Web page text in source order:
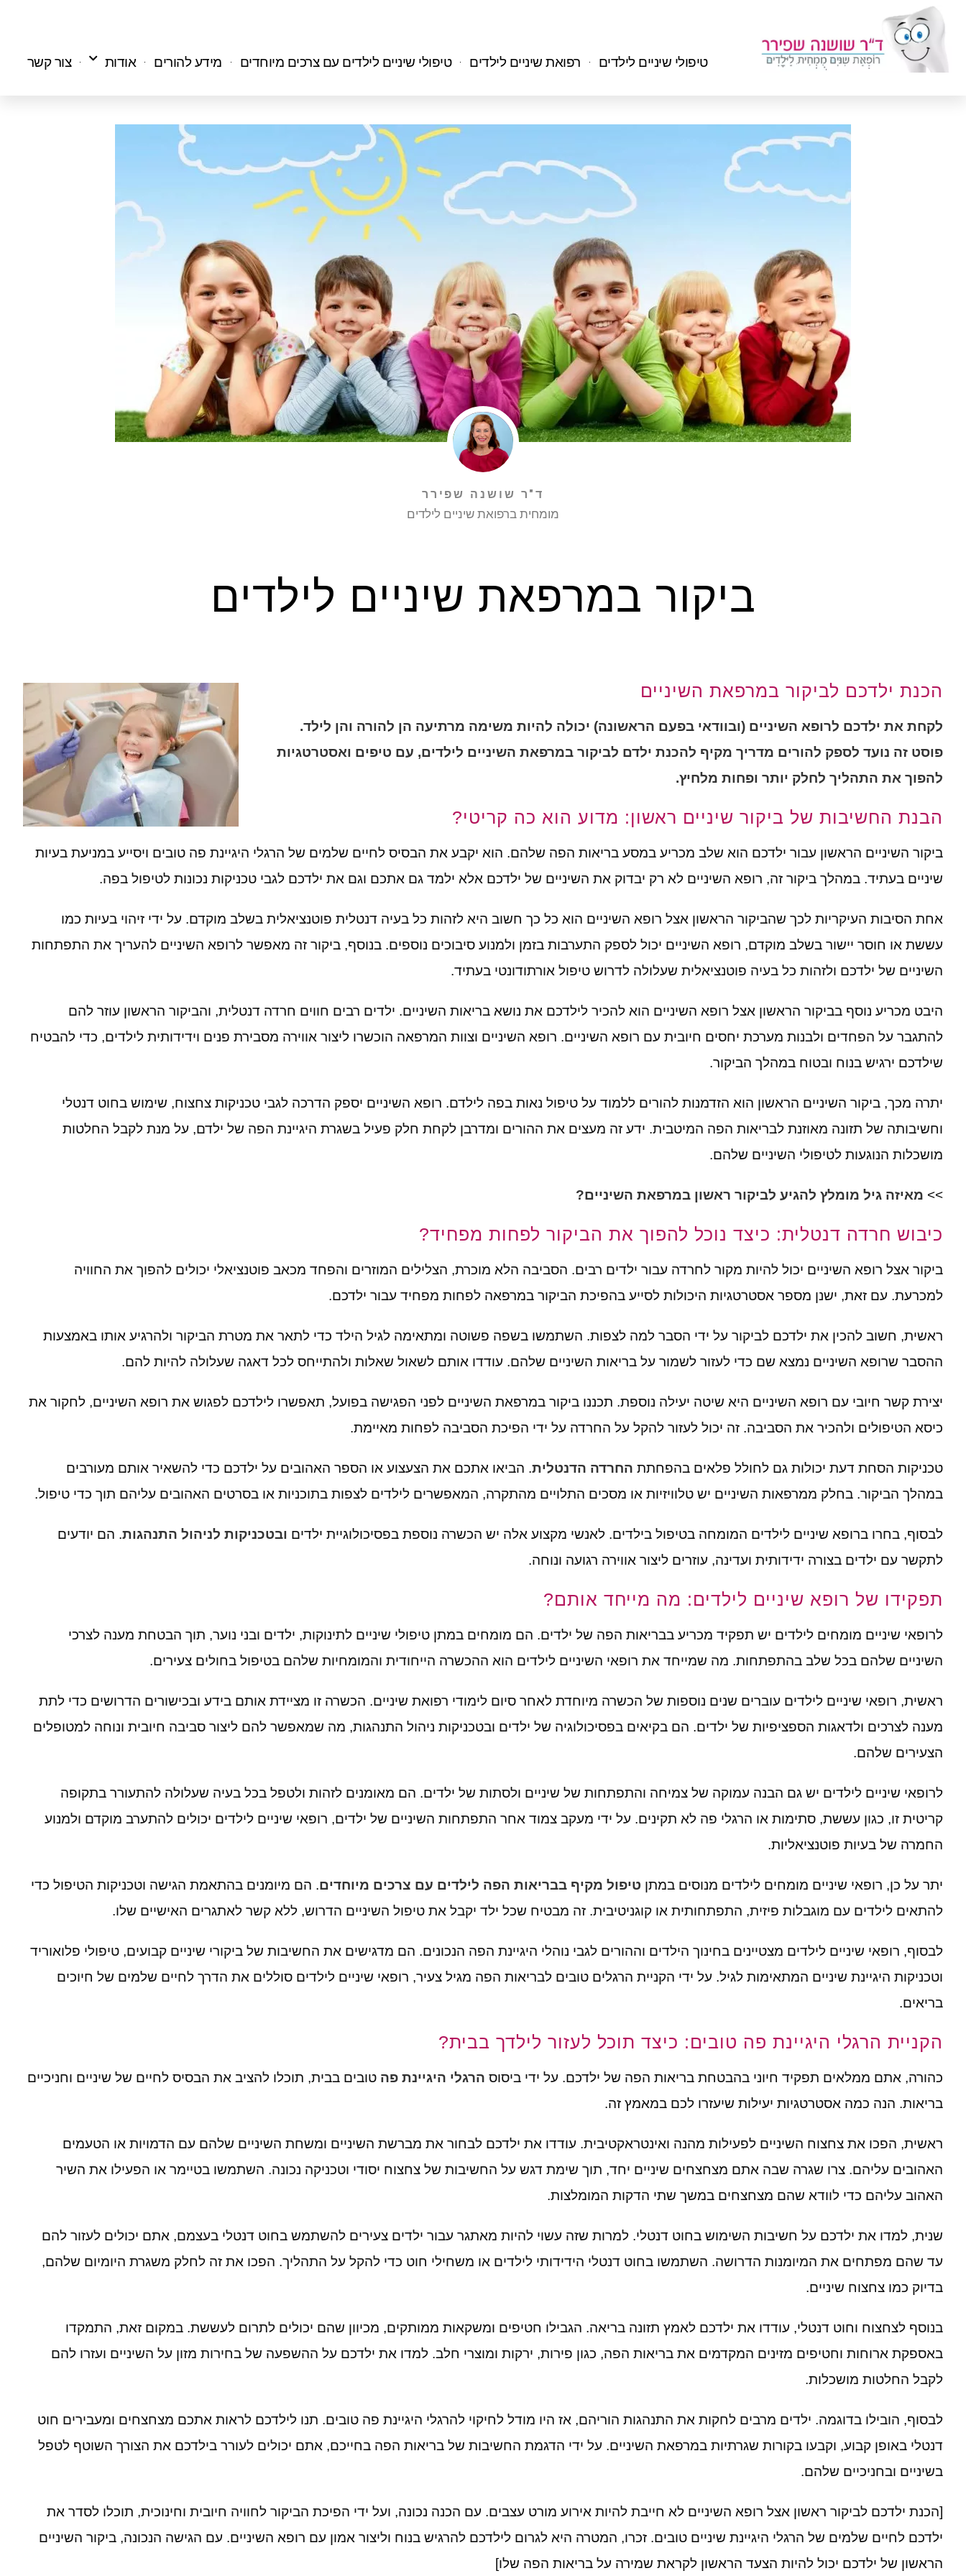
טיפולי שיניים לילדים רפואת שיניים לילדים טיפולי שיניים לילדים עם צרכים מיוחדים מידע להורים אודות צור קשר
ד"ר שושנה שפירר
מומחית ברפואת שיניים לילדים
ביקור במרפאת שיניים לילדים
הכנת ילדכם לביקור במרפאת השיניים
לקחת את ילדכם לרופא השיניים (ובוודאי בפעם הראשונה) יכולה להיות משימה מרתיעה הן להורה והן לילד.
פוסט זה נועד לספק להורים מדריך מקיף להכנת ילדם לביקור במרפאת השיניים לילדים, עם טיפים ואסטרטגיות
להפוך את התהליך לחלק יותר ופחות מלחיץ.
הבנת החשיבות של ביקור שיניים ראשון: מדוע הוא כה קריטי?
ביקור השיניים הראשון עבור ילדכם הוא שלב מכריע במסע בריאות הפה שלהם. הוא יקבע את הבסיס לחיים שלמים של הרגלי היגיינת פה טובים ויסייע במניעת בעיות
שיניים בעתיד. במהלך ביקור זה, רופא השיניים לא רק יבדוק את השיניים של ילדכם אלא ילמד גם אתכם וגם את ילדכם לגבי טכניקות נכונות לטיפול בפה.
אחת הסיבות העיקריות לכך שהביקור הראשון אצל רופא השיניים הוא כל כך חשוב היא לזהות כל בעיה דנטלית פוטנציאלית בשלב מוקדם. על ידי זיהוי בעיות כמו
עששת או חוסר יישור בשלב מוקדם, רופא השיניים יכול לספק התערבות בזמן ולמנוע סיבוכים נוספים. בנוסף, ביקור זה מאפשר לרופא השיניים להעריך את התפתחות
השיניים של ילדכם ולזהות כל בעיה פוטנציאלית שעלולה לדרוש טיפול אורתודונטי בעתיד.
היבט מכריע נוסף בביקור הראשון אצל רופא השיניים הוא להכיר לילדכם את נושא בריאות השיניים. ילדים רבים חווים חרדה דנטלית, והביקור הראשון עוזר להם
להתגבר על הפחדים ולבנות מערכת יחסים חיובית עם רופא השיניים. רופא השיניים וצוות המרפאה הוכשרו ליצור אווירה מסבירת פנים וידידותית לילדים, כדי להבטיח
שילדכם ירגיש בנוח ובטוח במהלך הביקור.
יתרה מכך, ביקור השיניים הראשון הוא הזדמנות להורים ללמוד על טיפול נאות בפה לילדם. רופא השיניים יספק הדרכה לגבי טכניקות צחצוח, שימוש בחוט דנטלי
וחשיבותה של תזונה מאוזנת לבריאות הפה המיטבית. ידע זה מעצים את ההורים ומדרבן לקחת חלק פעיל בשגרת היגיינת הפה של ילדם, על מנת לקבל החלטות
מושכלות הנוגעות לטיפולי השיניים שלהם.
>> מאיזה גיל מומלץ להגיע לביקור ראשון במרפאת השיניים?
כיבוש חרדה דנטלית: כיצד נוכל להפוך את הביקור לפחות מפחיד?
ביקור אצל רופא השיניים יכול להיות מקור לחרדה עבור ילדים רבים. הסביבה הלא מוכרת, הצלילים המוזרים והפחד מכאב פוטנציאלי יכולים להפוך את החוויה
למכרעת. עם זאת, ישנן מספר אסטרטגיות היכולות לסייע בהפיכת הביקור במרפאה לפחות מפחיד עבור ילדכם.
ראשית, חשוב להכין את ילדכם לביקור על ידי הסבר למה לצפות. השתמשו בשפה פשוטה ומתאימה לגיל הילד כדי לתאר את מטרת הביקור ולהרגיע אותו באמצעות
ההסבר שרופא השיניים נמצא שם כדי לעזור לשמור על בריאות השיניים שלהם. עודדו אותם לשאול שאלות ולהתייחס לכל דאגה שעלולה להיות להם.
יצירת קשר חיובי עם רופא השיניים היא שיטה יעילה נוספת. תכננו ביקור במרפאת השיניים לפני הפגישה בפועל, תאפשרו לילדכם לפגוש את רופא השיניים, לחקור את
כיסא הטיפולים ולהכיר את הסביבה. זה יכול לעזור להקל על החרדה על ידי הפיכת הסביבה לפחות מאיימת.
טכניקות הסחת דעת יכולות גם לחולל פלאים בהפחתת החרדה הדנטלית. הביאו אתכם את הצעצוע או הספר האהובים על ילדכם כדי להשאיר אותם מעורבים
במהלך הביקור. בחלק ממרפאות השיניים יש טלוויזיות או מסכים התלויים מהתקרה, המאפשרים לילדים לצפות בתוכניות או בסרטים האהובים עליהם תוך כדי טיפול.
לבסוף, בחרו ברופא שיניים לילדים המומחה בטיפול בילדים. לאנשי מקצוע אלה יש הכשרה נוספת בפסיכולוגיית ילדים ובטכניקות לניהול התנהגות. הם יודעים
לתקשר עם ילדים בצורה ידידותית ועדינה, עוזרים ליצור אווירה רגועה ונוחה.
תפקידו של רופא שיניים לילדים: מה מייחד אותם?
לרופאי שיניים מומחים לילדים יש תפקיד מכריע בבריאות הפה של ילדים. הם מומחים במתן טיפולי שיניים לתינוקות, ילדים ובני נוער, תוך הבטחת מענה לצרכי
השיניים שלהם בכל שלב בהתפתחות. מה שמייחד את רופאי השיניים לילדים הוא ההכשרה הייחודית והמומחיות שלהם בטיפול בחולים צעירים.
ראשית, רופאי שיניים לילדים עוברים שנים נוספות של הכשרה מיוחדת לאחר סיום לימודי רפואת שיניים. הכשרה זו מציידת אותם בידע ובכישורים הדרושים כדי לתת
מענה לצרכים ולדאגות הספציפיות של ילדים. הם בקיאים בפסיכולוגיה של ילדים ובטכניקות ניהול התנהגות, מה שמאפשר להם ליצור סביבה חיובית ונוחה למטופלים
הצעירים שלהם.
לרופאי שיניים לילדים יש גם הבנה עמוקה של צמיחה והתפתחות של שיניים ולסתות של ילדים. הם מאומנים לזהות ולטפל בכל בעיה שעלולה להתעורר בתקופה
קריטית זו, כגון עששת, סתימות או הרגלי פה לא תקינים. על ידי מעקב צמוד אחר התפתחות השיניים של ילדים, רופאי שיניים לילדים יכולים להתערב מוקדם ולמנוע
החמרה של בעיות פוטנציאליות.
יתר על כן, רופאי שיניים מומחים לילדים מנוסים במתן טיפול מקיף בבריאות הפה לילדים עם צרכים מיוחדים. הם מיומנים בהתאמת הגישה וטכניקות הטיפול כדי
להתאים לילדים עם מוגבלות פיזית, התפתחותית או קוגניטיבית. זה מבטיח שכל ילד יקבל את טיפול השיניים הדרוש, ללא קשר לאתגרים האישיים שלו.
לבסוף, רופאי שיניים לילדים מצטיינים בחינוך הילדים וההורים לגבי נוהלי היגיינת הפה הנכונים. הם מדגישים את החשיבות של ביקורי שיניים קבועים, טיפולי פלואוריד
וטכניקות היגיינת שיניים המתאימות לגיל. על ידי הקניית הרגלים טובים לבריאות הפה מגיל צעיר, רופאי שיניים לילדים סוללים את הדרך לחיים שלמים של חיוכים
בריאים.
הקניית הרגלי היגיינת פה טובים: כיצד תוכל לעזור לילדך בבית?
כהורה, אתם ממלאים תפקיד חיוני בהבטחת בריאות הפה של ילדכם. על ידי ביסוס הרגלי היגיינת פה טובים בבית, תוכלו להציב את הבסיס לחיים של שיניים וחניכיים
בריאות. הנה כמה אסטרטגיות יעילות שיעזרו לכם במאמץ זה.
ראשית, הפכו את צחצוח השיניים לפעילות מהנה ואינטראקטיבית. עודדו את ילדכם לבחור את מברשת השיניים ומשחת השיניים שלהם עם הדמויות או הטעמים
האהובים עליהם. צרו שגרה שבה אתם מצחצחים שיניים יחד, תוך שימת דגש על החשיבות של צחצוח יסודי וטכניקה נכונה. השתמשו בטיימר או הפעילו את השיר
האהוב עליהם כדי לוודא שהם מצחצחים במשך שתי הדקות המומלצות.
שנית, למדו את ילדכם על חשיבות השימוש בחוט דנטלי. למרות שזה עשוי להיות מאתגר עבור ילדים צעירים להשתמש בחוט דנטלי בעצמם, אתם יכולים לעזור להם
עד שהם מפתחים את המיומנות הדרושה. השתמשו בחוט דנטלי הידידותי לילדים או משחילי חוט כדי להקל על התהליך. הפכו את זה לחלק משגרת היומיום שלהם,
בדיוק כמו צחצוח שיניים.
בנוסף לצחצוח וחוט דנטלי, עודדו את ילדכם לאמץ תזונה בריאה. הגבילו חטיפים ומשקאות ממותקים, מכיוון שהם יכולים לתרום לעששת. במקום זאת, התמקדו
באספקת ארוחות וחטיפים מזינים המקדמים את בריאות הפה, כגון פירות, ירקות ומוצרי חלב. למדו את ילדכם על ההשפעה של בחירות מזון על השיניים ועזרו להם
לקבל החלטות מושכלות.
לבסוף, הובילו בדוגמה. ילדים מרבים לחקות את התנהגות הוריהם, אז היו מודל לחיקוי להרגלי היגיינת פה טובים. תנו לילדכם לראות אתכם מצחצחים ומעבירים חוט
דנטלי באופן קבוע, וקבעו בקורות שגרתיות במרפאת השיניים. על ידי הדגמת החשיבות של בריאות הפה בחייכם, אתם יכולים לעורר בילדכם את הצורך השוטף לטפל
בשיניים ובחניכיים שלהם.
[הכנת ילדכם לביקור ראשון אצל רופא השיניים לא חייבת להיות אירוע מורט עצבים. עם הכנה נכונה, ועל ידי הפיכת הביקור לחוויה חיובית וחינוכית, תוכלו לסדר את
ילדכם לחיים שלמים של הרגלי היגיינת שיניים טובים. זכרו, המטרה היא לגרום לילדכם להרגיש בנוח וליצור אמון עם רופא השיניים. עם הגישה הנכונה, ביקור השיניים
הראשון של ילדכם יכול להיות הצעד הראשון לקראת שמירה על בריאות הפה שלו]